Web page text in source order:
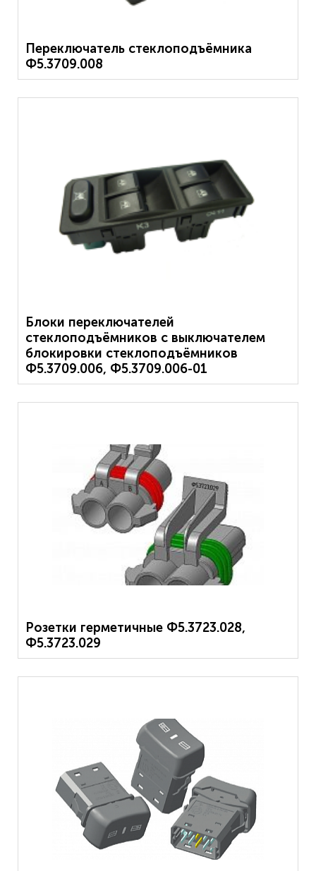
Переключатель стеклоподъёмника
Ф5.3709.008
Блоки переключателей
стеклоподъёмников с выключателем
блокировки стеклоподъёмников
Ф5.3709.006, Ф5.3709.006-01
Розетки герметичные Ф5.3723.028,
Ф5.3723.029